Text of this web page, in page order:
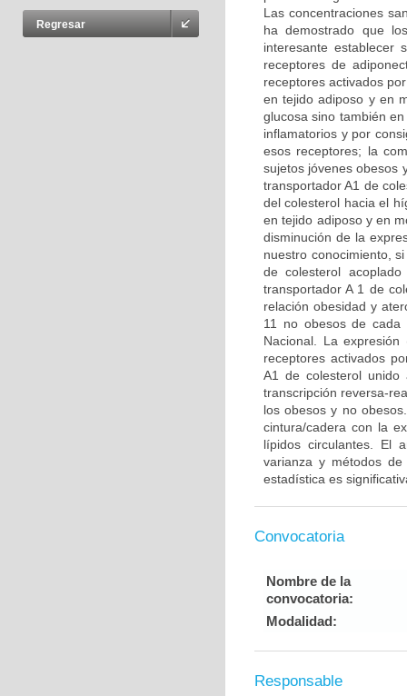
Regresar
Las concentraciones
ha demostrado que
interesante establecer
receptores de
receptores activados
en tejido adiposo y en
glucosa sino también
inflamatorios y por
esos receptores; la
sujetos jóvenes obesos
transportador A1 de
del colesterol hacia el
en tejido adiposo y en
disminución de la
nuestro conocimiento,
de colesterol
transportador A 1 de
relación obesidad y
11 no obesos de
Nacional. La
receptores activados
A1 de colesterol unido
transcripción reversa-
los obesos y no
cintura/cadera con la
lípidos circulantes. El
varianza y métodos
estadística es
Convocatoria
Nombre de la
convocatoria:
Modalidad:
Responsable